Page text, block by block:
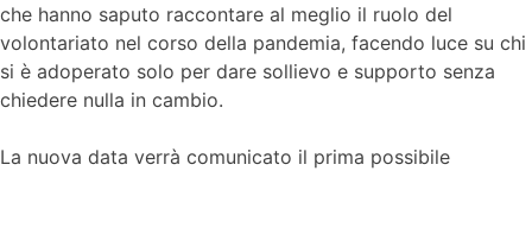
che hanno saputo raccontare al meglio il ruolo del
volontariato nel corso della pandemia, facendo luce su chi
si è adoperato solo per dare sollievo e supporto senza
chiedere nulla in cambio.
La nuova data verrà comunicato il prima possibile